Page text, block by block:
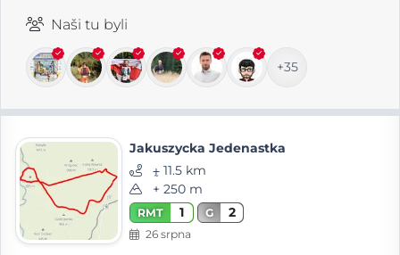
Naši tu byli
+35
Jakuszycka Jedenastka
⨦ 11.5 km
+ 250 m
RMT 1 G 2
26 srpna